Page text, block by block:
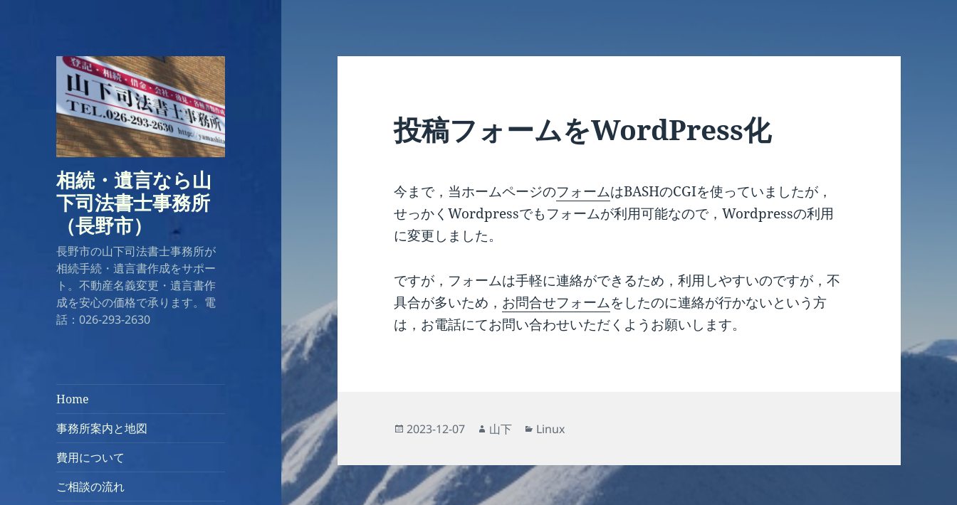
相続・遺言なら山
下司法書士事務所
（長野市）
長野市の山下司法書士事務所が
相続手続・遺言書作成をサポー
ト。不動産名義変更・遺言書作
成を安心の価格で承ります。電
話：026-293-2630
Home
事務所案内と地図
費用について
ご相談の流れ
投稿フォームをWordPress化
今まで，当ホームページのフォームはBASHのCGIを使っていましたが，
せっかくWordpressでもフォームが利用可能なので，Wordpressの利用
に変更しました。
ですが，フォームは手軽に連絡ができるため，利用しやすいのですが，不
具合が多いため， お問合せフォームをしたのに連絡が行かないという方
は，お電話にてお問い合わせいただくようお願いします。
投
日:
2023-12-07
作
者
山下
カ
ゴ
ー
Linux